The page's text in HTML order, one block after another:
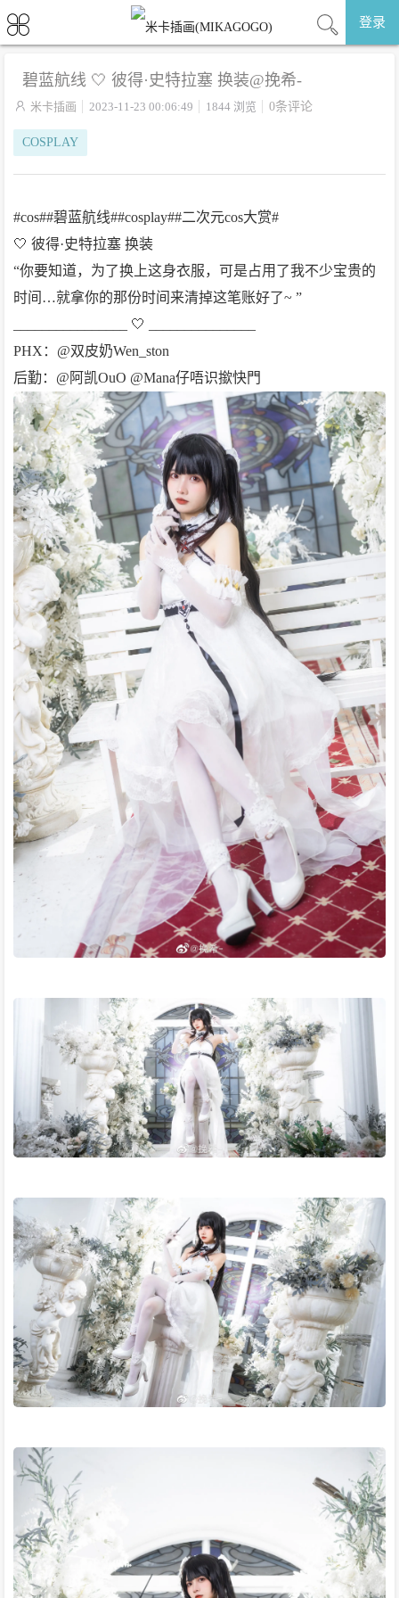
登录
碧蓝航线 🤍 彼得·史特拉塞 换装@挽希-
 米卡插画 2023-11-23 00:06:49 1844 浏览 0条评论
COSPLAY
#cos##碧蓝航线##cosplay##二次元cos大赏#
🤍 彼得·史特拉塞 换装
“你要知道，为了换上这身衣服，可是占用了我不少宝贵的
时间…就拿你的那份时间来清掉这笔账好了~ ”
________________ 🤍 _______________
PHX：@双皮奶Wen_ston
后勤：@阿凯OuO @Mana仔唔识撳快門